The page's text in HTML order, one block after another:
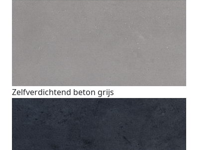
Zelfverdichtend beton grijs